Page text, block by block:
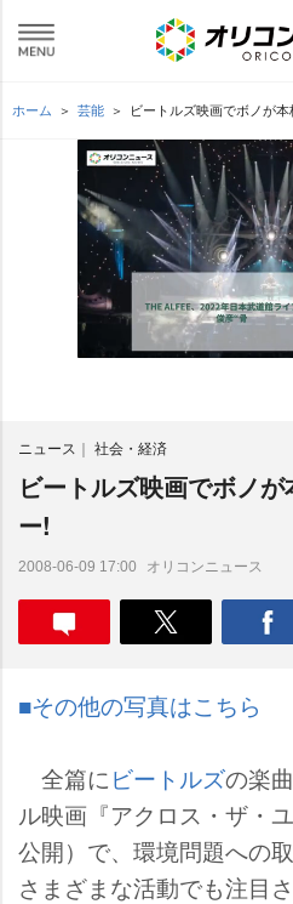
ホーム 芸能 ビートルズ映画でボノが
ニュース 社会・経済
ビートルズ映画でボノ
ー!
2008-06-09 17:00 オリコンニュース
■その他の写真はこちら
全篇にビートルズの楽
ル映画『アクロス・ザ・
公開）で、環境問題への
さまざまな活動でも注目